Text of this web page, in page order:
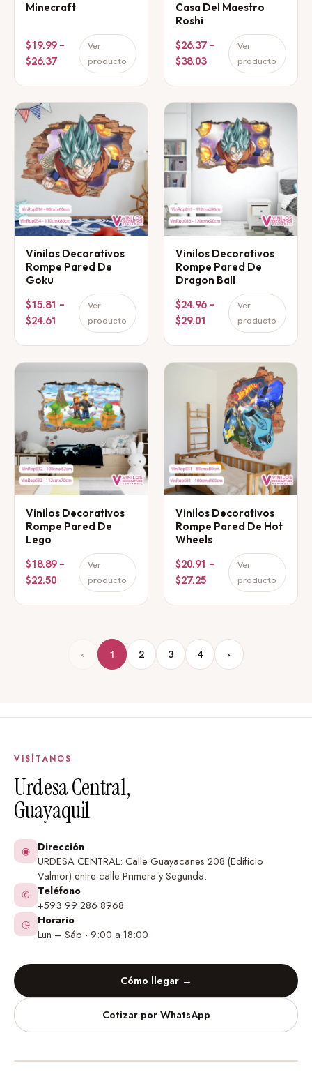
Minecraft
$19.99 –
$26.37
Ver
producto
Casa Del Maestro
Roshi
$26.37 –
$38.03
Ver
producto
Vinilos Decorativos
Rompe Pared De
Goku
$15.81 –
$24.61
Ver
producto
Vinilos Decorativos
Rompe Pared De
Dragon Ball
$24.96 –
$29.01
Ver
producto
Vinilos Decorativos
Rompe Pared De
Lego
$18.89 –
$22.50
Ver
producto
Vinilos Decorativos
Rompe Pared De Hot
Wheels
$20.91 –
$27.25
Ver
producto
‹ 1 2 3 4 ›
VISÍTANOS
Urdesa Central,
Guayaquil
◉ Dirección
URDESA CENTRAL: Calle Guayacanes 208 (Edificio
Valmor) entre calle Primera y Segunda.
✆
Teléfono
+593 99 286 8968
◷ Horario
Lun – Sáb · 9:00 a 18:00
Cómo llegar →
Cotizar por WhatsApp
Vinilos Decorativos